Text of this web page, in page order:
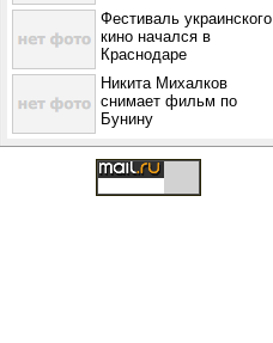
Фестиваль украинского
кино начался в
Краснодаре
Никита Михалков
снимает фильм по
Бунину